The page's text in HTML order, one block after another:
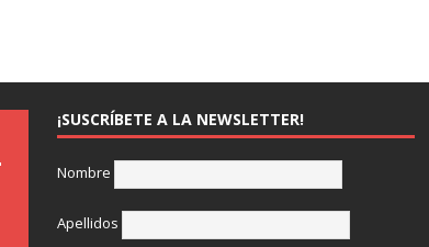
¡SUSCRÍBETE A LA NEWSLETTER!
Nombre
Apellidos